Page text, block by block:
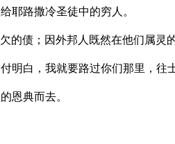
耶路撒冷圣徒中的穷人。
的债；因外邦人既然在他们属灵
明白，我就要路过你们那里，往
恩典而去。